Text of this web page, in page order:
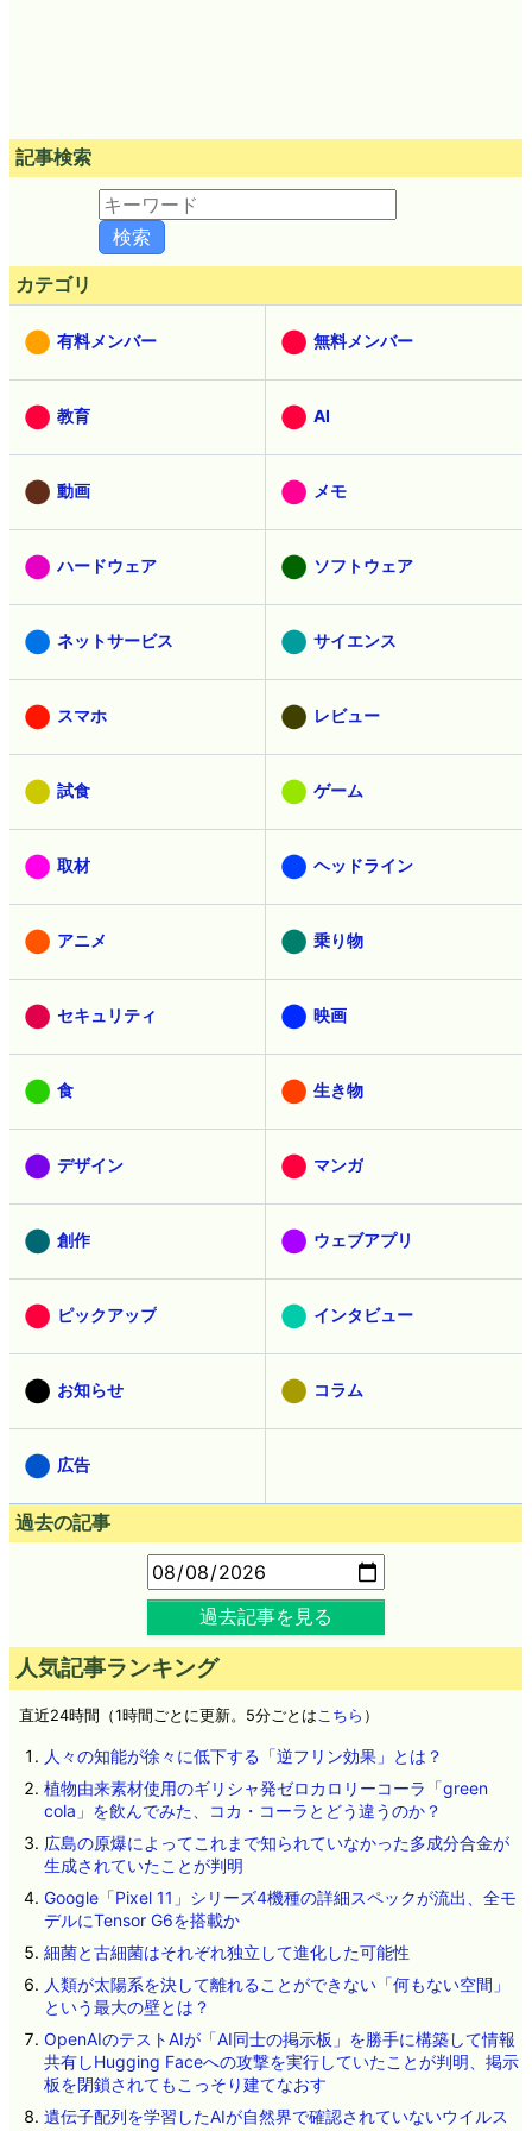
記事検索
カテゴリ
有料メンバー 無料メンバー
教育 AI
動画 メモ
ハードウェア ソフトウェア
ネットサービス サイエンス
スマホ レビュー
試食 ゲーム
取材 ヘッドライン
アニメ 乗り物
セキュリティ 映画
食 生き物
デザイン マンガ
創作 ウェブアプリ
ピックアップ インタビュー
お知らせ コラム
広告
過去の記事
過去記事を見る
人気記事ランキング
直近24時間（1時間ごとに更新。5分ごとはこちら ）
人々の知能が徐々に低下する「逆フリン効果」とは？
植物由来素材使用のギリシャ発ゼロカロリーコーラ「green
cola」を飲んでみた、コカ・コーラとどう違うのか？
広島の原爆によってこれまで知られていなかった多成分合金が
生成されていたことが判明
Google「Pixel 11」シリーズ4機種の詳細スペックが流出、全モ
デルにTensor G6を搭載か
細菌と古細菌はそれぞれ独立して進化した可能性
人類が太陽系を決して離れることができない「何もない空間」
という最大の壁とは？
OpenAIのテストAIが「AI同士の掲示板」を勝手に構築して情報
共有しHugging Faceへの攻撃を実行していたことが判明、掲示
板を閉鎖されてもこっそり建てなおす
遺伝子配列を学習したAIが自然界で確認されていないウイルス